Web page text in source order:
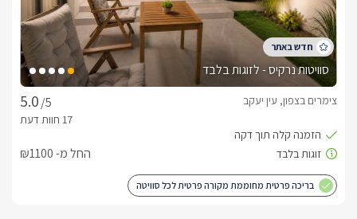
סוויטות נרקיס - לזוגות בלבד
/5
צימרים בצפון, עין יעקב
החל מ- ₪1100
בריכה פרטית מחוממת מקורה פרטית לכל סוויטה